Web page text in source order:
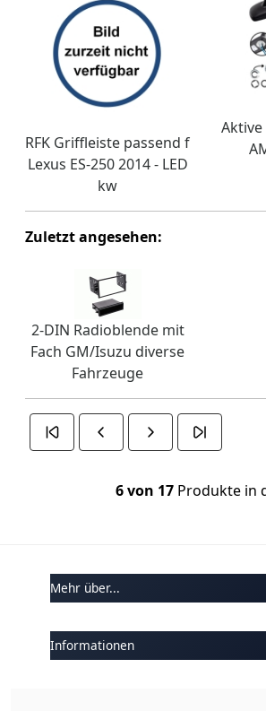
RFK Griffleiste passend f
Lexus ES-250 2014 - LED
kw
Zuletzt angesehen:
2-DIN Radioblende mit
Fach GM/Isuzu diverse
Fahrzeuge
6 von 17 Produkte in
Mehr über...
Informationen